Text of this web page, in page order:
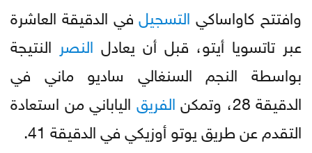
وافتتح كاواساكي التسجيلفي الدقيقة العاشرة
عبر تاتسويا أيتو، قبل أن يعادل النصر النتيجة
بواسطة النجم السنغالي ساديو ماني في
الدقيقة 28، وتمكن
الفريق الياباني من استعادة
التقدم عن طريق يوتو أوزيكي في الدقيقة 41.